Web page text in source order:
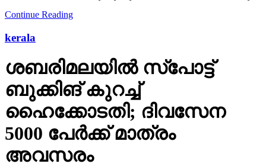
Continue Reading
kerala
ശബരിമലയില്‍ സ്‌പോട്ട്
ബുക്കിങ് കുറച്ച്
ഹൈക്കോടതി; ദിവസേന
5000 പേര്‍ക്ക് മാത്രം
അവസരം